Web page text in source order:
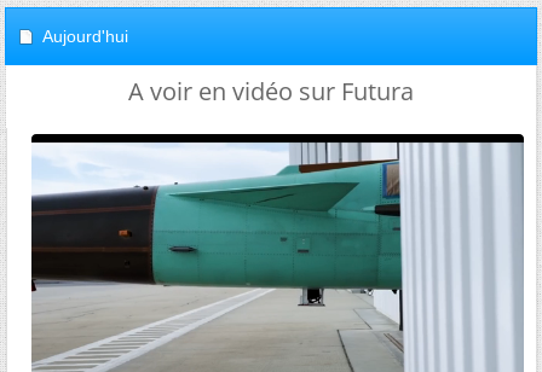
Aujourd'hui
A voir en vidéo sur Futura